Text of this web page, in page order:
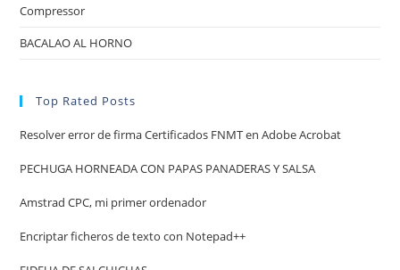
Compressor
BACALAO AL HORNO
Top Rated Posts
Resolver error de firma Certificados FNMT en Adobe Acrobat
PECHUGA HORNEADA CON PAPAS PANADERAS Y SALSA
Amstrad CPC, mi primer ordenador
Encriptar ficheros de texto con Notepad++